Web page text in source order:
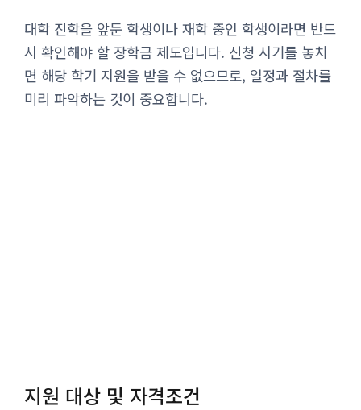
대학 진학을 앞둔 학생이나 재학 중인 학생이라면 반드
시 확인해야 할 장학금 제도입니다. 신청 시기를 놓치
면 해당 학기 지원을 받을 수 없으므로, 일정과 절차를
미리 파악하는 것이 중요합니다.
지원 대상 및 자격조건